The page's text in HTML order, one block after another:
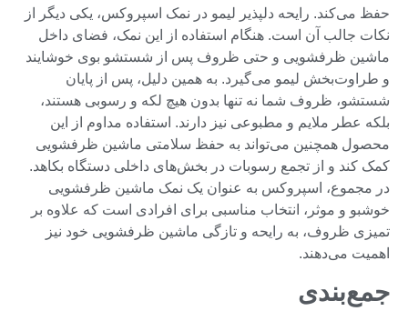
حفظ می‌کند. رایحه دلپذیر لیمو در نمک اسپروکس، یکی دیگر از
نکات جالب آن است. هنگام استفاده از این نمک، فضای داخل
ماشین ظرفشویی و حتی ظروف پس از شستشو بوی خوشایند
و طراوت‌بخش لیمو می‌گیرد. به همین دلیل، پس از پایان
شستشو، ظروف شما نه تنها بدون هیچ لکه و رسوبی هستند،
بلکه عطر ملایم و مطبوعی نیز دارند. استفاده مداوم از این
محصول همچنین می‌تواند به حفظ سلامتی ماشین ظرفشویی
کمک کند و از تجمع رسوبات در بخش‌های داخلی دستگاه بکاهد.
در مجموع، اسپروکس به عنوان یک نمک ماشین ظرفشویی
خوشبو و موثر، انتخاب مناسبی برای افرادی است که علاوه بر
تمیزی ظروف، به رایحه و تازگی ماشین ظرفشویی خود نیز
اهمیت می‌دهند.
جمع‌بندی